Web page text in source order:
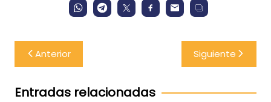
Navegación
de
entradas
Anterior Siguiente
Entradas relacionadas